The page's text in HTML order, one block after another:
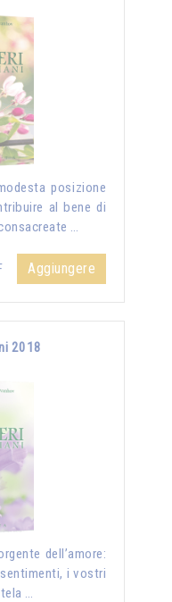
posizione
al bene di
…
Aggiungere
2018
dell’amore:
i vostri
…